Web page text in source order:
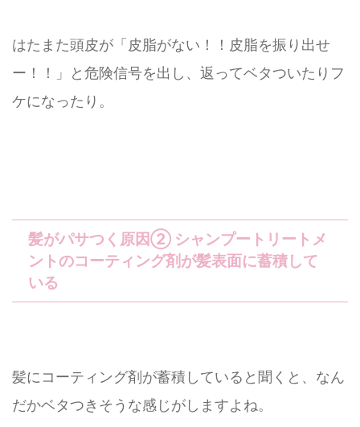
はたまた頭皮が「皮脂がない！！皮脂を振り出せ
ー！！」と危険信号を出し、返ってベタついたりフ
ケになったり。
髪がパサつく原因② シャンプートリートメ
ントのコーティング剤が髪表面に蓄積して
いる
髪にコーティング剤が蓄積していると聞くと、なん
だかベタつきそうな感じがしますよね。